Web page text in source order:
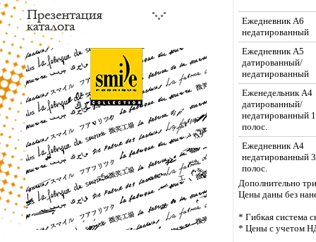
Ежедневник А6
недатированный
Ежедневник А5
датированный/
недатированный
Еженедельник А4
датированный/
недатированный
полос.
Ежедневник А4
недатированный
полос.
Дополнительно
Цены даны без
* Гибкая система
* Цены с учетом